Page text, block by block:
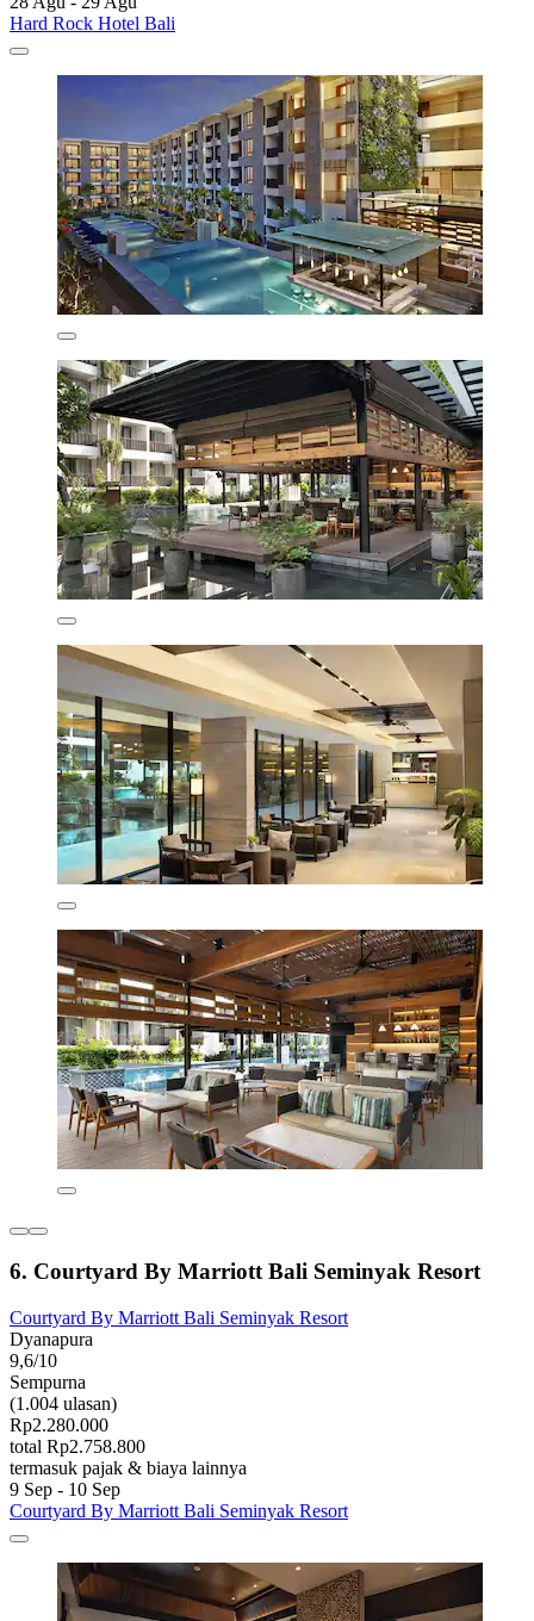
Hard Rock Hotel Bali
6. Courtyard By Marriott Bali Seminyak Resort
Courtyard By Marriott Bali Seminyak Resort
Dyanapura
9,6/10
Sempurna
(1.004 ulasan)
Rp2.280.000
total Rp2.758.800
termasuk pajak & biaya lainnya
9 Sep - 10 Sep
Courtyard By Marriott Bali Seminyak Resort